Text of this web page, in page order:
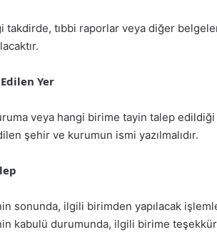
takdirde, tıbbi raporlar veya diğer
Yer
veya hangi birime tayin talep
şehir ve kurumun ismi yazılmalıdır.
sonunda, ilgili birimden yapılacak
kabulü durumunda, ilgili birime